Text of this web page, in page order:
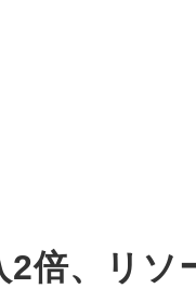
倍、リソ